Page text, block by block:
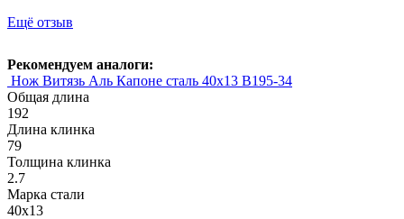
Ещё отзыв
Рекомендуем аналоги:
Нож Витязь Аль Капоне сталь 40х13 B195-34
Общая длина
192
Длина клинка
79
Толщина клинка
2.7
Марка стали
40х13